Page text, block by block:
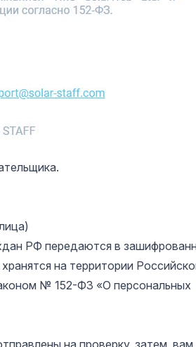
РФ передаются в
на территории
№ 152-ФЗ «О персональных